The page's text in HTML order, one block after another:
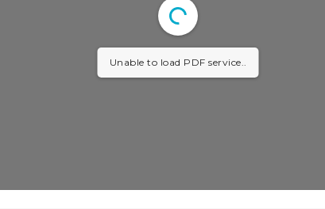
Unable to load PDF service..